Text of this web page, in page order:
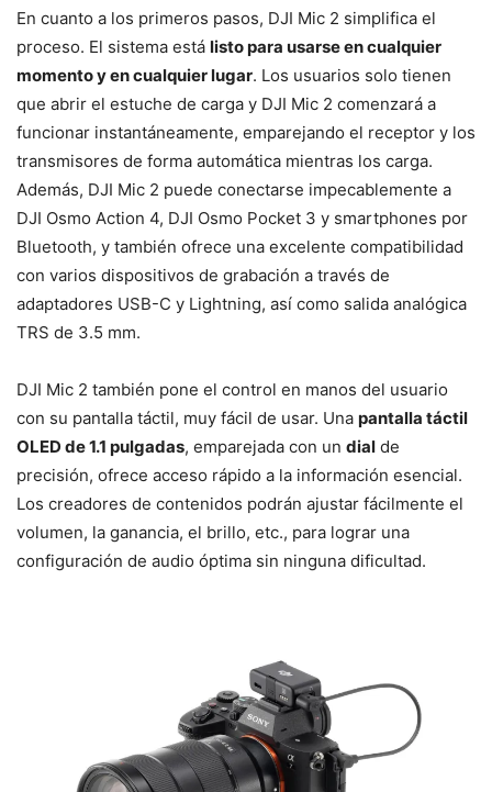
En cuanto a los primeros pasos, DJI Mic 2 simplifica el
proceso. El sistema está listo para usarse en cualquier
momento y en cualquier lugar. Los usuarios solo tienen
que abrir el estuche de carga y DJI Mic 2 comenzará a
funcionar instantáneamente, emparejando el receptor y los
transmisores de forma automática mientras los carga.
Además, DJI Mic 2 puede conectarse impecablemente a
DJI Osmo Action 4, DJI Osmo Pocket 3 y smartphones por
Bluetooth, y también ofrece una excelente compatibilidad
con varios dispositivos de grabación a través de
adaptadores USB-C y Lightning, así como salida analógica
TRS de 3.5 mm.
DJI Mic 2 también pone el control en manos del usuario
con su pantalla táctil, muy fácil de usar. Una pantalla táctil
OLED de 1.1 pulgadas, emparejada con un dial de
precisión, ofrece acceso rápido a la información esencial.
Los creadores de contenidos podrán ajustar fácilmente el
volumen, la ganancia, el brillo, etc., para lograr una
configuración de audio óptima sin ninguna dificultad.